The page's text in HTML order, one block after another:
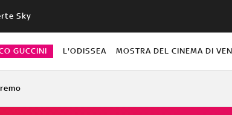
Sky
GUCCINI L'ODISSEA MOSTRA DEL CINEMA DI